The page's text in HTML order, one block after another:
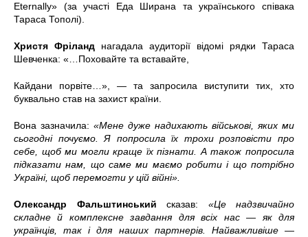
Eternally» (за участі Еда Ширана та українського співака
Тараса Тополі).
Христя Фріланд нагадала аудиторії відомі рядки Тараса
Шевченка: «…Поховайте та вставайте,
Кайдани порвіте…», — та запросила виступити тих, хто
буквально став на захист країни.
Вона зазначила: «Мене дуже надихають військові, яких ми
сьогодні почуємо. Я попросила їх трохи розповісти про
себе, щоб ми могли краще їх пізнати. А також попросила
підказати нам, що саме ми маємо робити і що потрібно
Україні, щоб перемогти у цій війні».
Олександр Фальштинський сказав: «Це надзвичайно
складне й комплексне завдання для всіх нас — як для
українців, так і для наших партнерів. Найважливіше —